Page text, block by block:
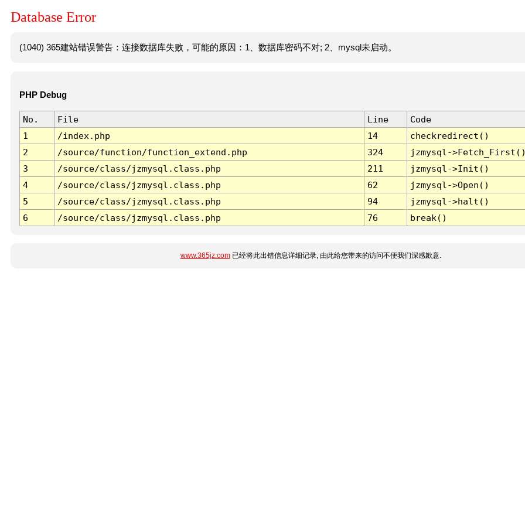
Database Error
(1040) 365建站错误警告：连接数据库失败，可能的原因：1、数据库密码不对; 2、mysql未启动。
PHP Debug
No. File Line
Code
1
/index.php 14
checkredirect()
2
/source/function/function_extend.php 324
jzmysql-
3
/source/class/jzmysql.class.php 211
jzmysql->Init()
4
/source/class/jzmysql.class.php 62
jzmysql->Open()
5
/source/class/jzmysql.class.php 94
jzmysql->halt()
6
/source/class/jzmysql.class.php 76 break()
www.365jz.com已经将此出错信息详细记录, 由此给您带来的访问不便我们深感歉意.